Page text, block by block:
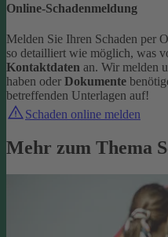
Online-Schadenmeldung
Melden Sie Ihren Schaden per
so detailliert wie möglich, was
Kontaktdaten an. Wir melden
haben oder Dokumente
betreffenden Unterlagen auf!
Schaden online melden
Mehr zum Thema